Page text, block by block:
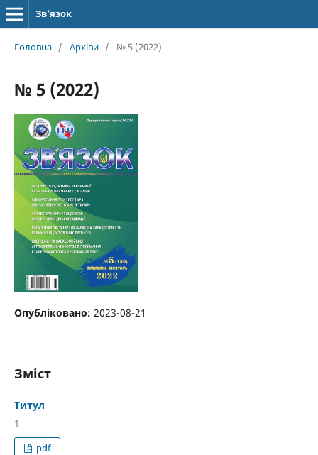
Зв’язок
Головна / Архіви / № 5 (2022)
№ 5 (2022)
Опубліковано: 2023-08-21
Зміст
Титул
1
pdf